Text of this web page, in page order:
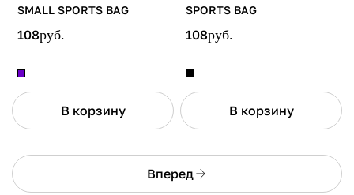
SMALL SPORTS BAG
108руб.
В корзину
SPORTS BAG
108руб.
В корзину
Вперед